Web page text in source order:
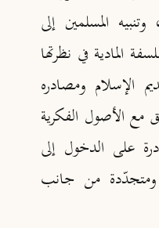
المسلمين إلى
المادية في نظرتها
الإسلام ومصادره
مع الأصول الفكرية
على الدخول إلى
ومتجدّدة من جانب